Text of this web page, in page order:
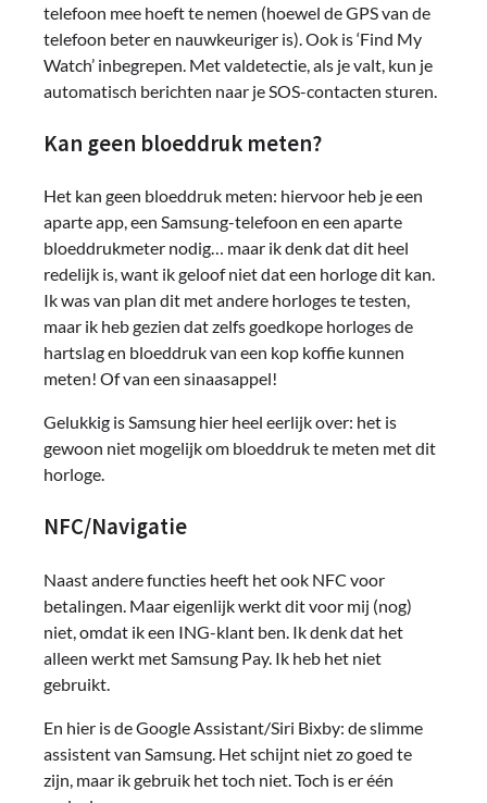
telefoon mee hoeft te nemen (hoewel de GPS van de
telefoon beter en nauwkeuriger is). Ook is ‘Find My
Watch’ inbegrepen. Met valdetectie, als je valt, kun je
automatisch berichten naar je SOS-contacten sturen.
Kan geen bloeddruk meten?
Het kan geen bloeddruk meten: hiervoor heb je een
aparte app, een Samsung-telefoon en een aparte
bloeddrukmeter nodig… maar ik denk dat dit heel
redelijk is, want ik geloof niet dat een horloge dit kan.
Ik was van plan dit met andere horloges te testen,
maar ik heb gezien dat zelfs goedkope horloges de
hartslag en bloeddruk van een kop koffie kunnen
meten! Of van een sinaasappel!
Gelukkig is Samsung hier heel eerlijk over: het is
gewoon niet mogelijk om bloeddruk te meten met dit
horloge.
NFC/Navigatie
Naast andere functies heeft het ook NFC voor
betalingen. Maar eigenlijk werkt dit voor mij (nog)
niet, omdat ik een ING-klant ben. Ik denk dat het
alleen werkt met Samsung Pay. Ik heb het niet
gebruikt.
En hier is de Google Assistant/Siri Bixby: de slimme
assistent van Samsung. Het schijnt niet zo goed te
zijn, maar ik gebruik het toch niet. Toch is er één